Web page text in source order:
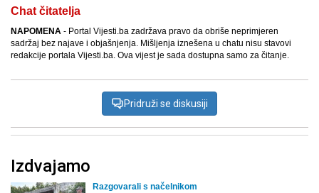
Chat čitatelja
NAPOMENA - Portal Vijesti.ba zadržava pravo da obriše neprimjeren
sadržaj bez najave i objašnjenja. Mišljenja iznešena u chatu nisu stavovi
redakcije portala Vijesti.ba. Ova vijest je sada dostupna samo za čitanje.
Pridruži se diskusiji
Izdvajamo
Razgovarali s načelnikom